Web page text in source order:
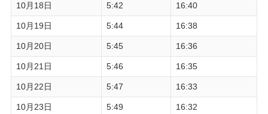
10月18日 5:42 16:40
10月19日 5:44 16:38
10月20日 5:45 16:36
10月21日 5:46 16:35
10月22日 5:47 16:33
10月23日 5:49 16:32